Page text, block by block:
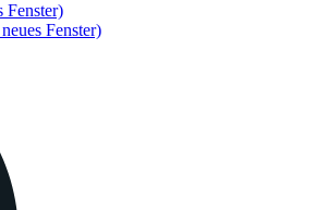
Fenster)
Fenster)